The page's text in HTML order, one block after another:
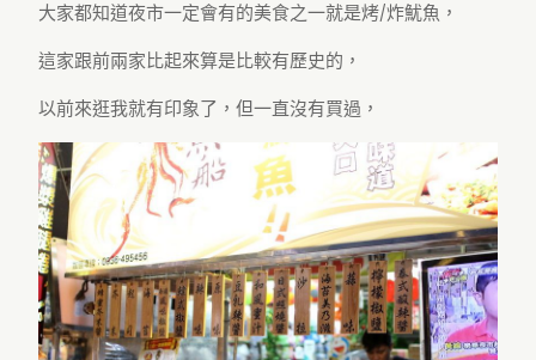
大家都知道夜市一定會有的美食之一就是烤/炸魷魚，
這家跟前兩家比起來算是比較有歷史的，
以前來逛我就有印象了，但一直沒有買過，